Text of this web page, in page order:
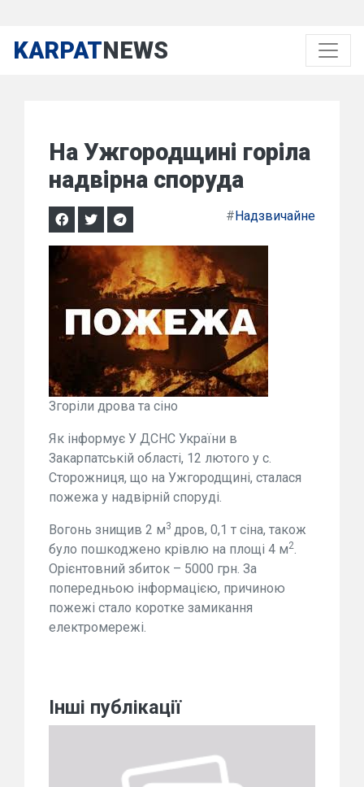
KARPATNEWS
На Ужгородщині горіла
надвірна споруда
#Надзвичайне
Згоріли дрова та сіно
Як інформує У ДСНС України в
Закарпатській області, 12 лютого у с.
Сторожниця, що на Ужгородщині, сталася
пожежа у надвірній споруді.
Вогонь знищив 2 м3 дров, 0,1 т сіна, також
було пошкоджено крівлю на площі 4 м2.
Орієнтовний збиток – 5000 грн. За
попередньою інформацією, причиною
пожежі стало коротке замикання
електромережі.
Інші публікації